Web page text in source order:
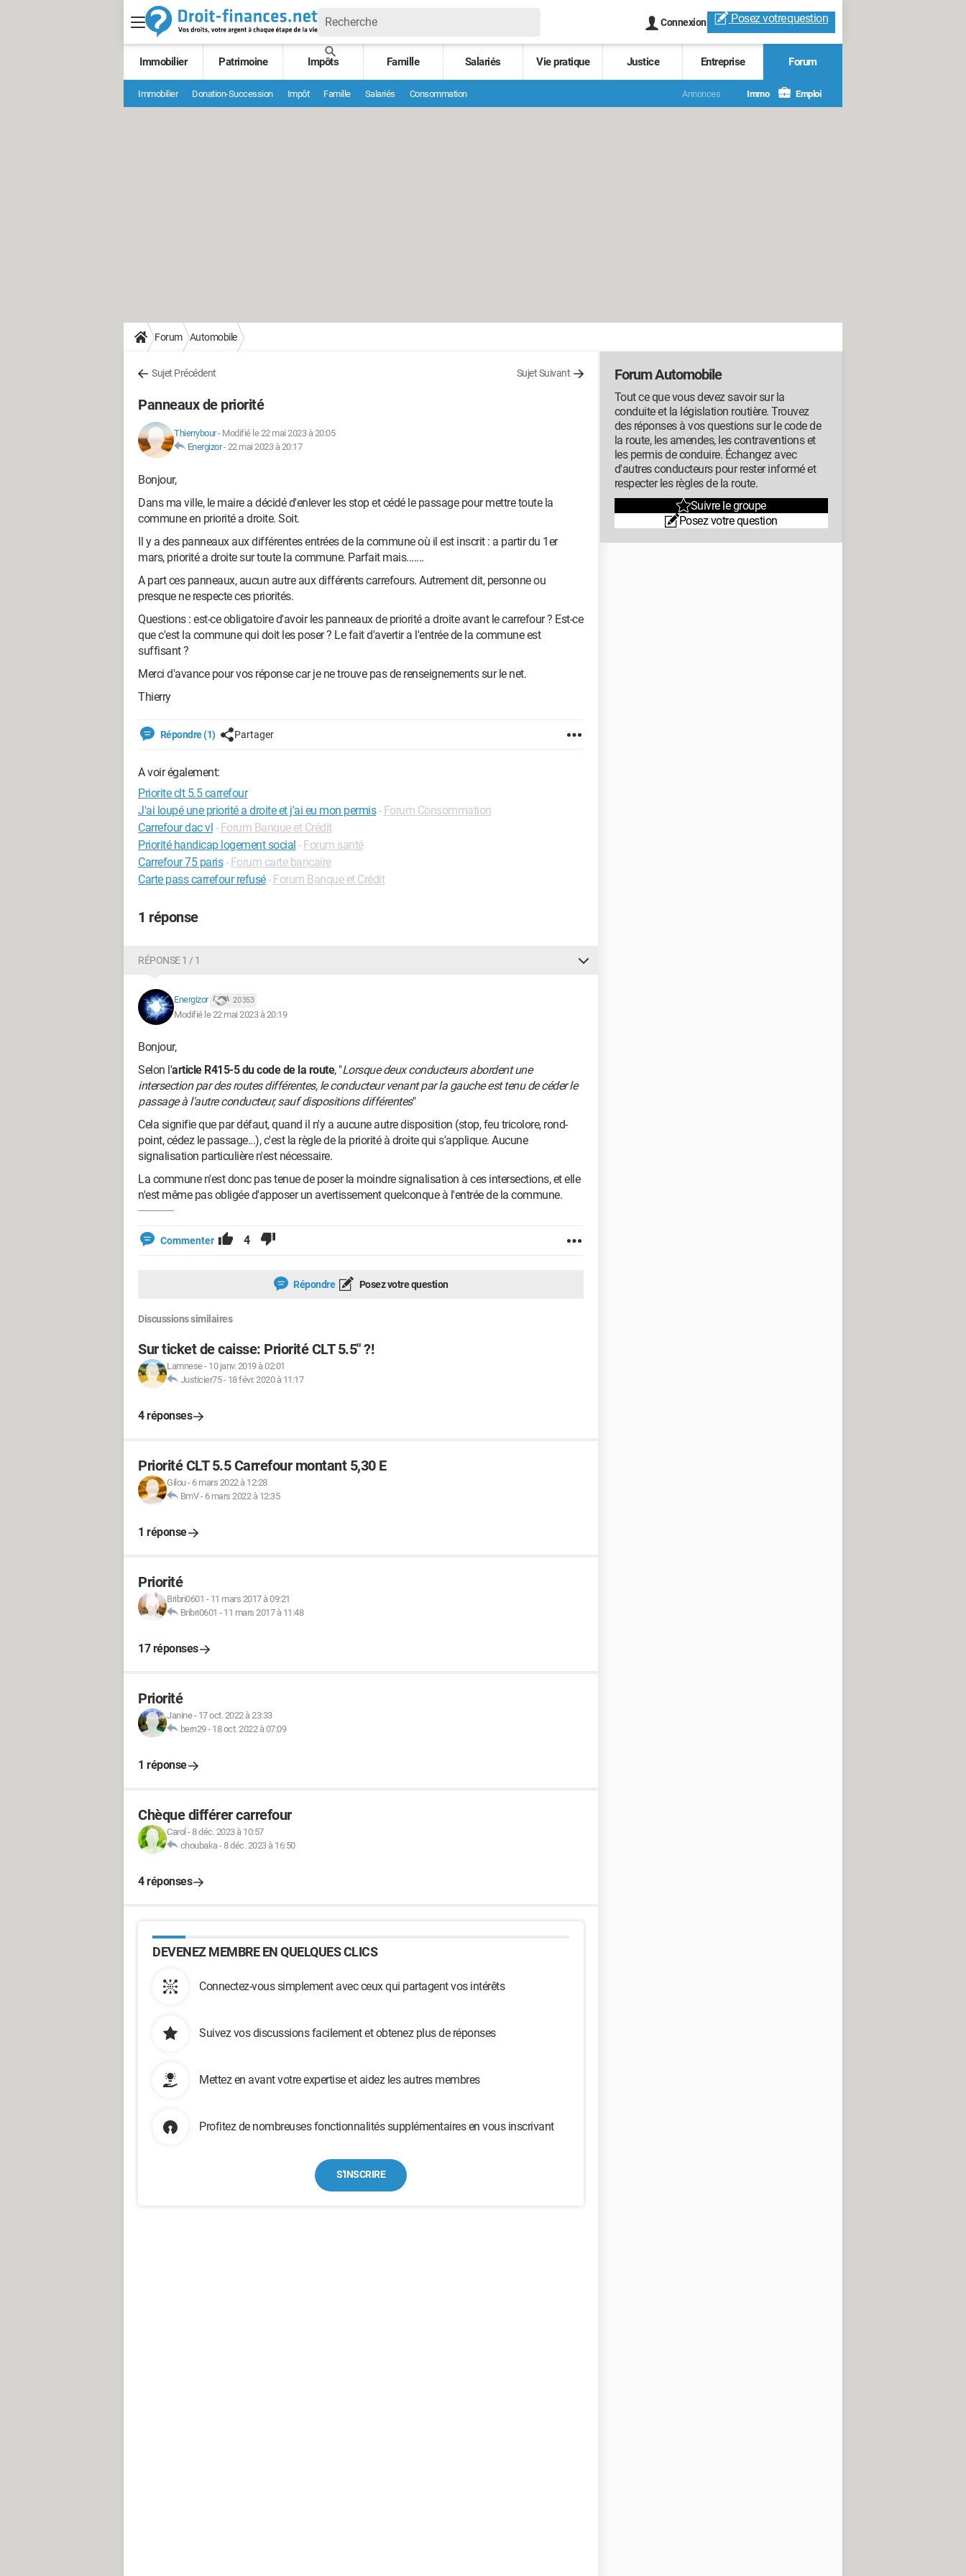
Connexion Posez votrequestion
Immobilier Patrimoine Impôts Famille Salariés Vie pratique Justice Entreprise Forum
Immobilier Donation-Succession Impôt Famille Salariés Consommation Annonces Immo Emploi
Forum Automobile
Sujet Précédent Sujet Suivant
Panneaux de priorité
Thierrybour- Modifié le 22 mai 2023 à 20:05
Energizor-22 mai 2023 à 20:17
Bonjour,
Dans ma ville, le maire a décidé d'enlever les stop et cédé le passage pour mettre toute la
commune en priorité a droite. Soit.
Il y a des panneaux aux différentes entrées de la commune où il est inscrit : a partir du 1er
mars, priorité a droite sur toute la commune. Parfait mais.......
A part ces panneaux, aucun autre aux différents carrefours. Autrement dit, personne ou
presque ne respecte ces priorités.
Questions : est-ce obligatoire d'avoir les panneaux de priorité a droite avant le carrefour ? Est-ce
que c'est la commune qui doit les poser ? Le fait d'avertir a l'entrée de la commune est
suffisant ?
Merci d'avance pour vos réponse car je ne trouve pas de renseignements sur le net.
Thierry
Répondre (1) Partager
A voir également:
Priorite clt 5.5 carrefour
J'ai loupé une priorité a droite et j'ai eu mon permis - Forum Consommation
Carrefour dac vl - Forum Banque et Crédit
Priorité handicap logement social - Forum santé
Carrefour 75 paris - Forum carte bancaire
Carte pass carrefour refusé- Forum Banque et Crédit
1 réponse
RÉPONSE 1 / 1
Energizor 20 353
Modifié le 22 mai 2023 à 20:19
Bonjour,
Selon l'article R415-5 du code de la route, "Lorsque deux conducteurs abordent une
intersection par des routes différentes, le conducteur venant par la gauche est tenu de céder le
passage à l'autre conducteur, sauf dispositions différentes"
Cela signifie que par défaut, quand il n'y a aucune autre disposition (stop, feu tricolore, rond-
point, cédez le passage...), c'est la règle de la priorité à droite qui s'applique. Aucune
signalisation particulière n'est nécessaire.
La commune n'est donc pas tenue de poser la moindre signalisation à ces intersections, et elle
n'est même pas obligée d'apposer un avertissement quelconque à l'entrée de la commune.
Commenter 4
Répondre Posez votre question
Discussions similaires
Sur ticket de caisse: Priorité CLT 5.5" ?!
Lamnese- 10 janv. 2019 à 02:01
Justicier75- 18 févr. 2020 à 11:17
4 réponses
Priorité CLT 5.5 Carrefour montant 5,30 E
Gilou- 6 mars 2022 à 12:28
BmV- 6 mars 2022 à 12:35
1 réponse
Priorité
Bribri0601 - 11 mars 2017 à 09:21
Bribri0601 - 11 mars 2017 à 11:48
17 réponses
Priorité
Janine- 17 oct. 2022 à 23:33
bern29- 18 oct. 2022 à 07:09
1 réponse
Chèque différer carrefour
Carol -8 déc. 2023 à 10:57
choubaka-8 déc. 2023 à 16:50
4 réponses
DEVENEZ MEMBRE EN QUELQUES CLICS
Connectez-vous simplement avec ceux qui partagent vos intérêts
Suivez vos discussions facilement et obtenez plus de réponses
Mettez en avant votre expertise et aidez les autres membres
Profitez de nombreuses fonctionnalités supplémentaires en vous inscrivant
S'INSCRIRE
Forum Automobile
Tout ce que vous devez savoir sur la
conduite et la législation routière. Trouvez
des réponses à vos questions sur le code de
la route, les amendes, les contraventions et
les permis de conduire. Échangez avec
d'autres conducteurs pour rester informé et
respecter les règles de la route.
Suivre le groupe
Posez votre question